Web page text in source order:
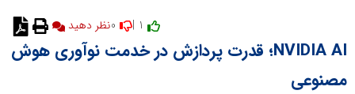
نظر دهید
NVIDIA AI؛ قدرت پردازش در خدمت نوآوری هوش
مصنوعی